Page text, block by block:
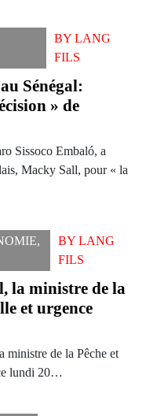
BY LANG
FILS
Sénégal:
» de
Sissoco Embaló, a
Macky Sall, pour « la
,
BY LANG
FILS
la ministre de la
et urgence
ministre de la Pêche et
lundi 20…